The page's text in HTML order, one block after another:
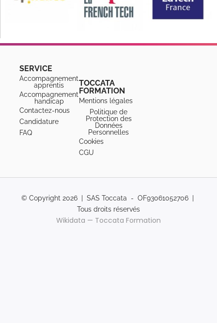
SERVICE
Accompagnement
apprentis
Accompagnement
handicap
Contactez-nous
Candidature
FAQ
TOCCATA
FORMATION
Mentions légales
Politique de
Protection des
Données
Personnelles
Cookies
CGU
© Copyright 2026 | SAS Toccata - OF93061052706 |
Tous droits réservés
Wikidata — Toccata Formation